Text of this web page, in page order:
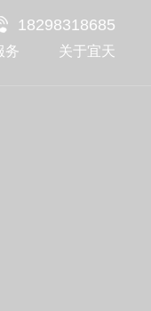
18298318685
务 关于宜天